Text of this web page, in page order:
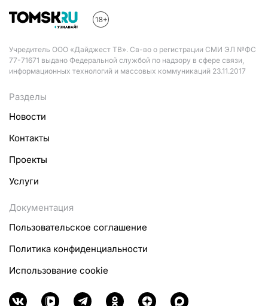
Учредитель ООО «Дайджест ТВ». Св-во о регистрации СМИ ЭЛ №ФС
77-71671 выдано Федеральной службой по надзору в сфере связи,
информационных технологий и массовых коммуникаций 23.11.2017
Разделы
Новости
Контакты
Проекты
Услуги
Документация
Пользовательское соглашение
Политика конфиденциальности
Использование cookie